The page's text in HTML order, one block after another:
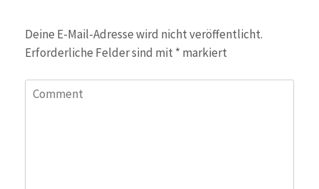
Deine E-Mail-Adresse wird nicht veröffentlicht.
Erforderliche Felder sind mit * markiert
Comment